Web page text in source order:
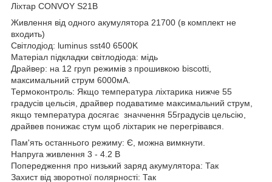
Ліхтар CONVOY S21B
Живлення від одного акумулятора 21700 (в комплект не
входить)
Світлодіод: luminus sst40 6500K
Матеріал підкладки світлодіода: мідь
Драйвер: на 12 груп режимів з прошивкою biscotti,
максимальний струм 6000мА.
Термоконтроль: Якщо температура ліхтарика нижче 55
градусів цельсія, драйвер подаватиме максимальний струм,
якщо температура досягає значчення 55градусів цельсію,
драйвев понижає стум щоб ліхтарик не перегрівався.
Пам'ять останнього режиму: Є, можна вимкнути.
Напруга живлення 3 - 4.2 В
Попередження про низький заряд акумулятора: Так
Захист від зворотної полярності: Так